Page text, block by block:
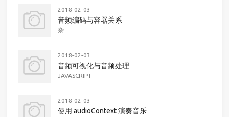
2018-02-03
音频编码与容器关系
杂
2018-02-03
音频可视化与音频处理
JAVASCRIPT
2018-02-03
使用 audioContext 演奏音乐